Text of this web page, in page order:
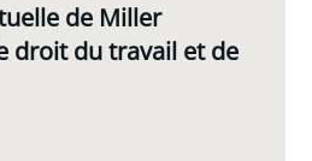
de Miller
droit du travail et de